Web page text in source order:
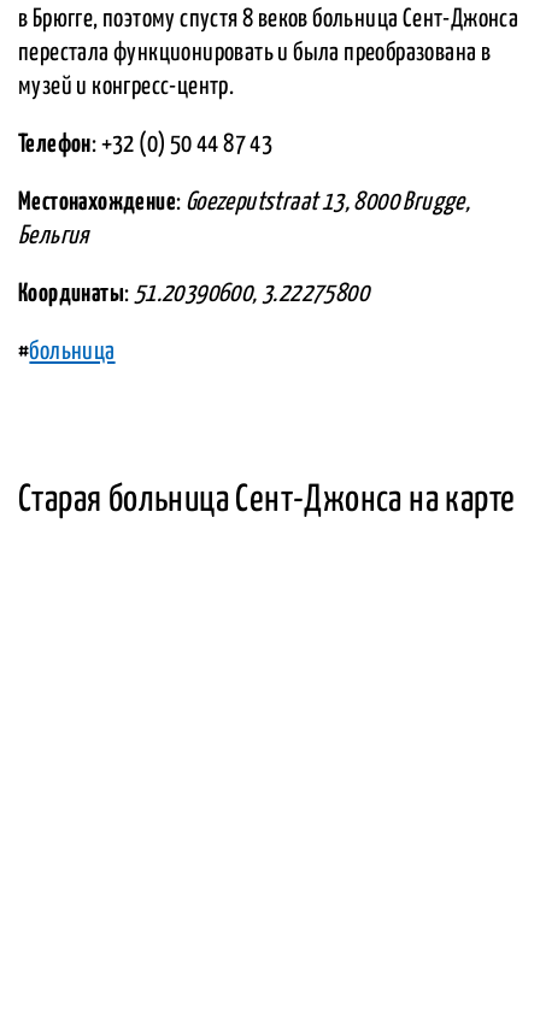
в Брюгге, поэтому спустя 8 веков больница Сент-Джонса
перестала функционировать и была преобразована в
музей и конгресс-центр.
Телефон: +32 (0) 50 44 87 43
Местонахождение: Goezeputstraat 13, 8000 Brugge,
Бельгия
Координаты: 51.20390600, 3.22275800
#больница
Старая больница Сент-Джонса на карте